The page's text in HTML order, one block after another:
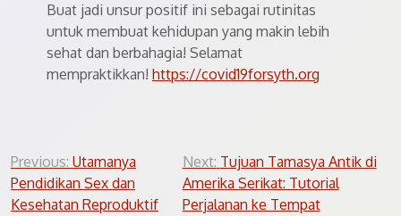
Buat jadi unsur positif ini sebagai rutinitas
untuk membuat kehidupan yang makin lebih
sehat dan berbahagia! Selamat
mempraktikkan! https://covid19forsyth.org
Post
navigation
Previous: Utamanya
Pendidikan Sex dan
Kesehatan Reproduktif
Next: Tujuan Tamasya Antik di
Amerika Serikat: Tutorial
Perjalanan ke Tempat